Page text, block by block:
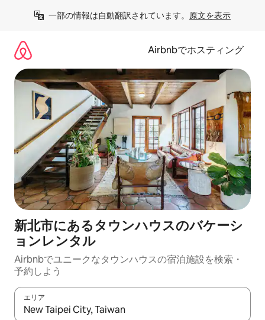
一部の情報は自動翻訳されています。 原文を表示
Airbnbでホスティング
新北市にあるタウンハウスのバケーシ
ョンレンタル
Airbnbでユニークなタウンハウスの宿泊施設を検索・
予約しよう
エリア
検索結果が表示されたら、上下の矢印キーを使って移動するか